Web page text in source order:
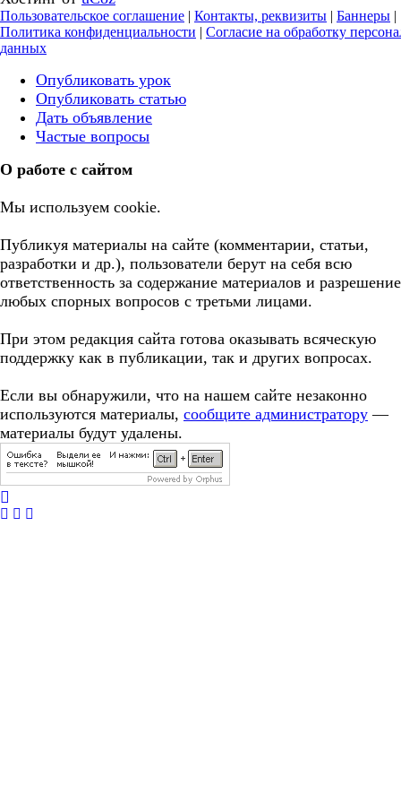
Пользовательское соглашение | Контакты, реквизиты | Баннеры |
Политика конфиденциальности | Согласие на обработку
данных
Опубликовать урок
Опубликовать статью
Дать объявление
Частые вопросы
О работе с сайтом
Мы используем cookie.
Публикуя материалы на сайте (комментарии, статьи,
разработки и др.), пользователи берут на себя всю
ответственность за содержание материалов и разрешение
любых спорных вопросов с третьми лицами.
При этом редакция сайта готова оказывать всяческую
поддержку как в публикации, так и других вопросах.
Если вы обнаружили, что на нашем сайте незаконно
используются материалы, сообщите администратору —
материалы будут удалены.